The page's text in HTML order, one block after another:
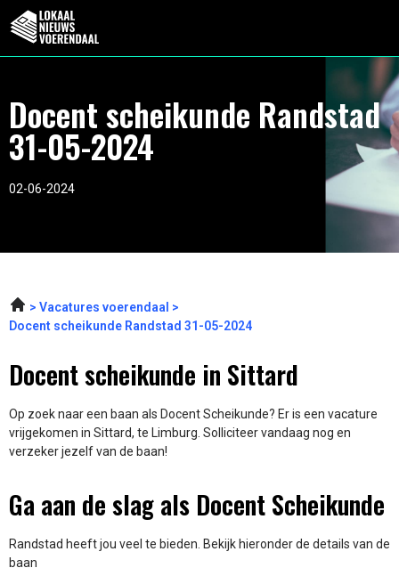
Docent scheikunde Randstad
31-05-2024
02-06-2024
Vacatures voerendaal
Docent scheikunde Randstad 31-05-2024
Docent scheikunde in Sittard
Op zoek naar een baan als Docent Scheikunde? Er is een vacature
vrijgekomen in Sittard, te Limburg. Solliciteer vandaag nog en
verzeker jezelf van de baan!
Ga aan de slag als Docent Scheikunde
Randstad heeft jou veel te bieden. Bekijk hieronder de details van de
baan